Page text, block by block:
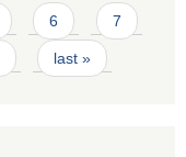
6 7
last »